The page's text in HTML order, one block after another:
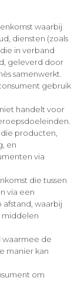
waarbij
diensten (zoals
in verband
geleverd door
samenwerkt.
gebruik
handelt voor
producten,
en
via
die tussen
via een
waarbij
middelen
waarmee de
manier kan
om